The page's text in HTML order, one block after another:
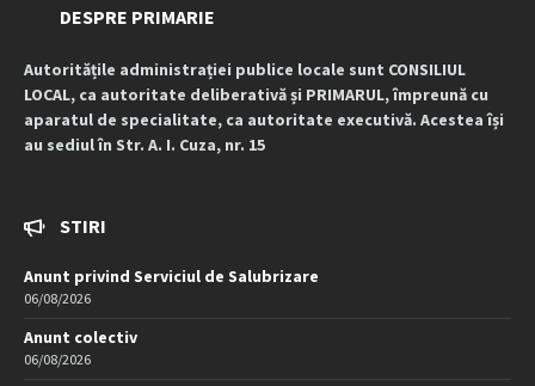
DESPRE PRIMARIE
Autoritățile administrației publice locale sunt CONSILIUL
LOCAL, ca autoritate deliberativă și PRIMARUL, împreună cu
aparatul de specialitate, ca autoritate executivă. Acestea își
au sediul în Str. A. I. Cuza, nr. 15
STIRI
Anunt privind Serviciul de Salubrizare
06/08/2026
Anunt colectiv
06/08/2026